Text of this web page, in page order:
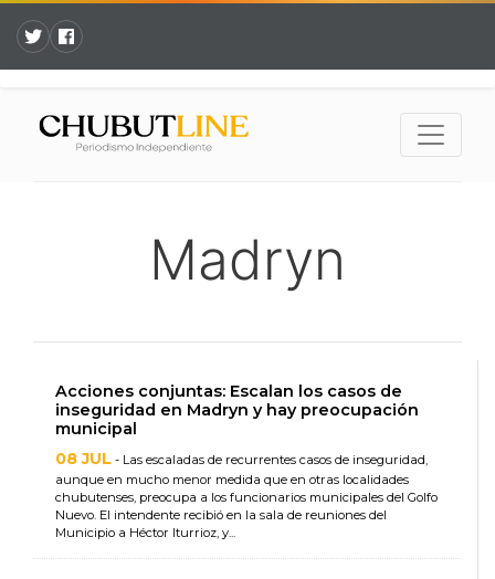
Madryn
Acciones conjuntas: Escalan los casos de
inseguridad en Madryn y hay preocupación
municipal
08 JUL - Las escaladas de recurrentes casos de inseguridad,
aunque en mucho menor medida que en otras localidades
chubutenses, preocupa a los funcionarios municipales del Golfo
Nuevo. El intendente recibió en la sala de reuniones del
Municipio a Héctor Iturrioz, y...